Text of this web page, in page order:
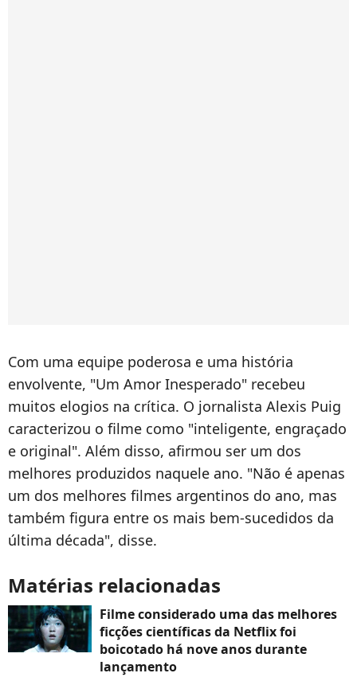
Com uma equipe poderosa e uma história
envolvente, "Um Amor Inesperado" recebeu
muitos elogios na crítica. O jornalista Alexis Puig
caracterizou o filme como "inteligente, engraçado
e original". Além disso, afirmou ser um dos
melhores produzidos naquele ano. "Não é apenas
um dos melhores filmes argentinos do ano, mas
também figura entre os mais bem-sucedidos da
última década", disse.
Matérias relacionadas
Filme considerado uma das melhores
ficções científicas da Netflix foi
boicotado há nove anos durante
lançamento